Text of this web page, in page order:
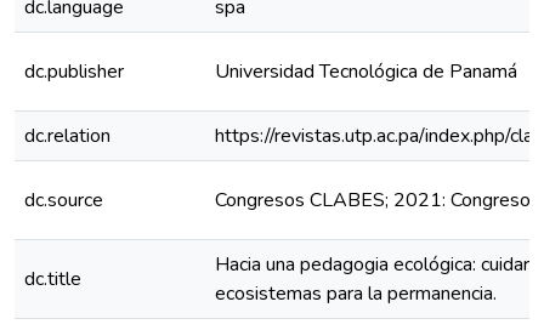
dc.language
spa
dc.publisher Universidad Tecnológica de Panamá
dc.relation https://revistas.utp.ac.pa/index.php/
dc.source Congresos CLABES; 2021: Congreso
dc.title
Hacia una pedagogia ecológica: cuidar,
ecosistemas para la permanencia.